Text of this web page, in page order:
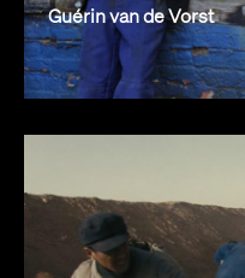
Guérin van de Vorst